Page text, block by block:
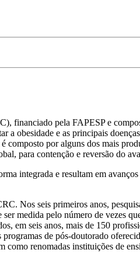
financiado pela FAPESP e
obesidade e as principais
por alguns dos mais
para contenção e reversão do
integrada e resultam em
Nos seis primeiros anos,
medida pelo número de vezes
em seis anos, mais de 150
de pós-doutorado
renomadas instituições de